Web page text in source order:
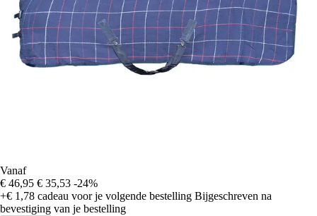
Vanaf
€ 46,95 € 35,53 -24%
+€ 1,78 cadeau voor je volgende bestelling Bijgeschreven na
bevestiging van je bestelling